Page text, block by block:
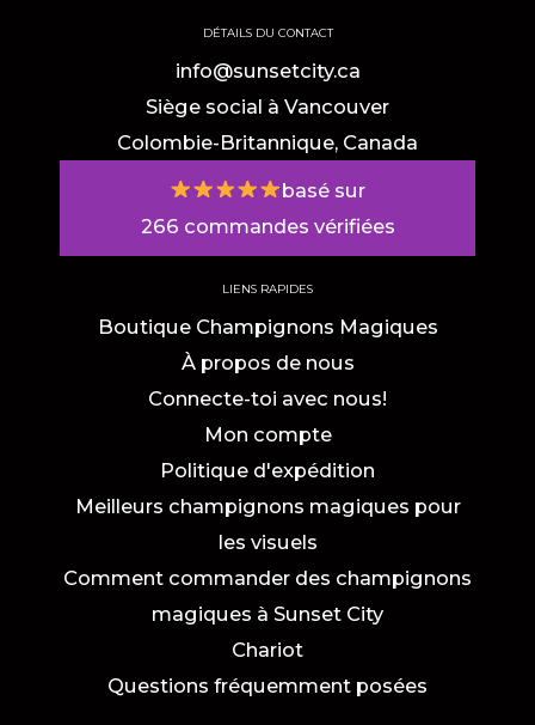
DÉTAILS DU CONTACT
info@sunsetcity.ca
Siège social à Vancouver
Colombie-Britannique, Canada
basé sur
266 commandes vérifiées
LIENS RAPIDES
Boutique Champignons Magiques
À propos de nous
Connecte-toi avec nous!
Mon compte
Politique d'expédition
Meilleurs champignons magiques pour
les visuels
Comment commander des champignons
magiques à Sunset City
Chariot
Questions fréquemment posées